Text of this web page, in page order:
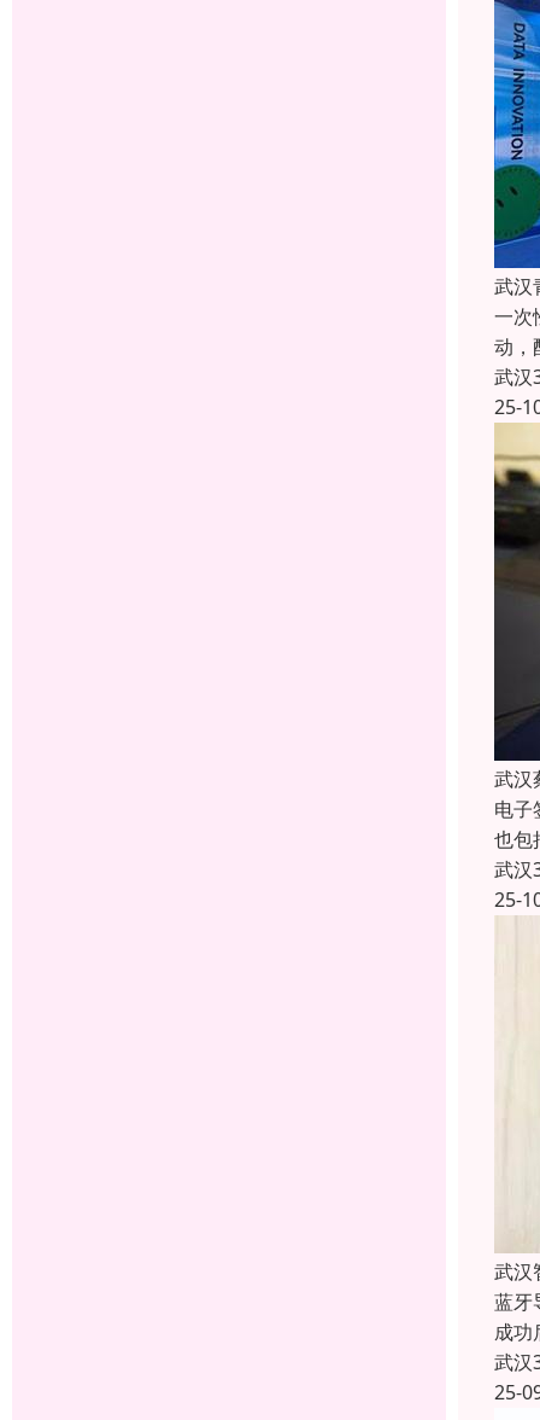
武汉
一次
动，
武汉
25-
武汉
电子
也包
武汉
25-
武汉
蓝牙
成功
武汉
25-